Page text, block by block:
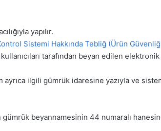
yapılır.
Sistemi Hakkında Tebliğ (Ürün
tarafından beyan edilen
ayrıca ilgili gümrük idaresine yazıyla ve
beyannamesinin 44 numaralı